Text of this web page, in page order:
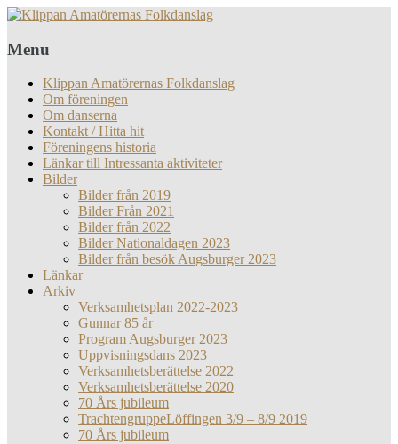
Menu
Klippan Amatörernas Folkdanslag
Om föreningen
Om danserna
Kontakt / Hitta hit
Föreningens historia
Länkar till Intressanta aktiviteter
Bilder
Bilder från 2019
Bilder Från 2021
Bilder från 2022
Bilder Nationaldagen 2023
Bilder från besök Augsburger 2023
Länkar
Arkiv
Verksamhetsplan 2022-2023
Gunnar 85 år
Program Augsburger 2023
Uppvisningsdans 2023
Verksamhetsberättelse 2022
Verksamhetsberättelse 2020
70 Års jubileum
TrachtengruppeLöffingen 3/9 – 8/9 2019
70 Års jubileum